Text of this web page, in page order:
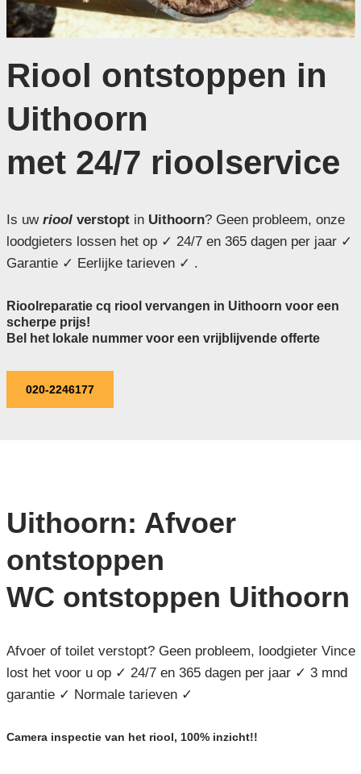
Riool ontstoppen in
Uithoorn
met 24/7 rioolservice
Is uw rioolverstoptin Uithoorn? Geen probleem, onze
loodgieters lossen het op ✓ 24/7 en 365 dagen per jaar ✓
Garantie ✓ Eerlijke tarieven ✓ .
Rioolreparatie cq riool vervangen in Uithoorn voor een
scherpe prijs!
Bel het lokale nummer voor een vrijblijvende offerte
020-2246177
Uithoorn: Afvoer
ontstoppen
WC ontstoppen Uithoorn
Afvoer of toilet verstopt? Geen probleem, loodgieter Vince
lost het voor u op ✓ 24/7 en 365 dagen per jaar ✓ 3 mnd
garantie ✓ Normale tarieven ✓
Camera inspectie van het riool, 100% inzicht!!